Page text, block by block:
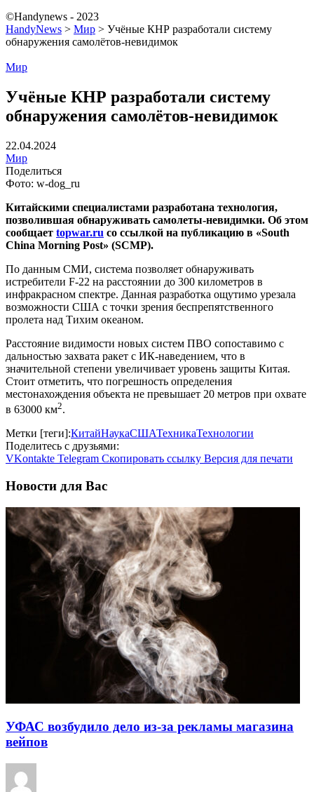
©Handynews - 2023
HandyNews > Мир > Учёные КНР разработали систему
обнаружения самолётов-невидимок
Мир
Учёные КНР разработали систему
обнаружения самолётов-невидимок
22.04.2024
Мир
Поделиться
Фото: w-dog_ru
Китайскими специалистами разработана технология,
позволившая обнаруживать самолеты-невидимки. Об этом
сообщает topwar.ru со ссылкой на публикацию в «South
China Morning Post» (SCMP).
По данным СМИ, система позволяет обнаруживать
истребители F-22 на расстоянии до 300 километров в
инфракрасном спектре. Данная разработка ощутимо урезала
возможности США с точки зрения беспрепятственного
пролета над Тихим океаном.
Расстояние видимости новых систем ПВО сопоставимо с
дальностью захвата ракет с ИК-наведением, что в
значительной степени увеличивает уровень защиты Китая.
Стоит отметить, что погрешность определения
местонахождения объекта не превышает 20 метров при охвате
в 63000 км2.
Метки [теги]:КитайНаукаСШАТехникаТехнологии
Поделитесь с друзьями:
VKontakte Telegram Скопировать ссылку Версия для печати
Новости для Вас
УФАС возбудило дело из-за рекламы магазина
вейпов